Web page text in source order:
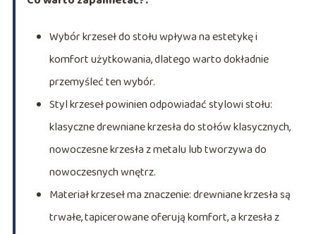
Wybór krzeseł do stołu wpływa na estetykę i
komfort użytkowania, dlatego warto dokładnie
przemyśleć ten wybór.
Styl krzeseł powinien odpowiadać stylowi stołu:
klasyczne drewniane krzesła do stołów klasycznych,
nowoczesne krzesła z metalu lub tworzywa do
nowoczesnych wnętrz.
Materiał krzeseł ma znaczenie: drewniane krzesła są
trwałe, tapicerowane oferują komfort, a krzesła z